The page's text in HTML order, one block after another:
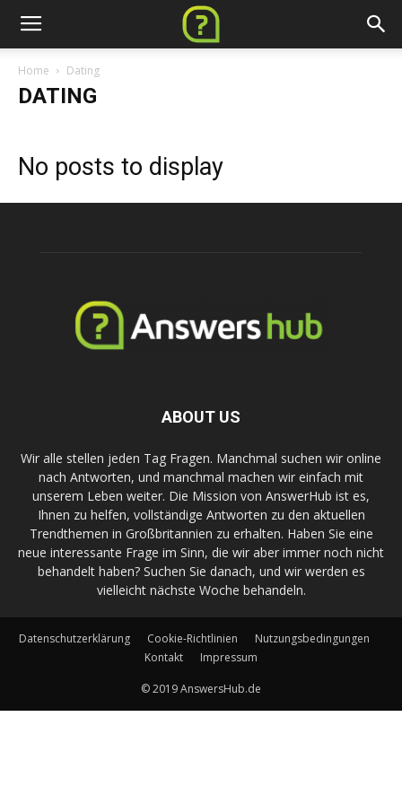
Home Dating
DATING
No posts to display
ABOUT US
Wir alle stellen jeden Tag Fragen. Manchmal suchen wir online
nach Antworten, und manchmal machen wir einfach mit
unserem Leben weiter. Die Mission von AnswerHub ist es,
Ihnen zu helfen, vollständige Antworten zu den aktuellen
Trendthemen in Großbritannien zu erhalten. Haben Sie eine
neue interessante Frage im Sinn, die wir aber immer noch nicht
behandelt haben? Suchen Sie danach, und wir werden es
vielleicht nächste Woche behandeln.
Datenschutzerklärung Cookie-Richtlinien
Nutzungsbedingungen
Kontakt
Impressum
© 2019 AnswersHub.de